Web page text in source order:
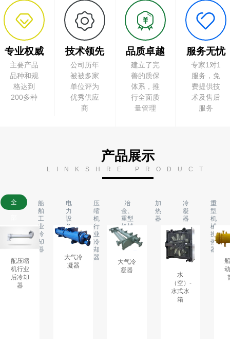
专业权威
主要产品
品种和规
格达到
200多种
技术领先
公司历年
被被多家
单位评为
优秀供应
商
品质卓越
建立了完
善的质保
体系，推
行全面质
量管理
服务无忧
专家1对1
服务，免
费提供技
术及售后
服务
产品展示
LINKSHRE PRODUCT
全
产
船
舶
工
业
冷
却
器
电
力
设
备
冷
却
压
缩
机
行
业
冷
却
器
冶
金、
重型
机械
换热
器
加
热
器
冷
凝
器
重
型
机
械
换
热
器
配压缩
机行业
后冷却
器
大气冷
凝器
大气冷
凝器
水
（空）-
水式水
箱